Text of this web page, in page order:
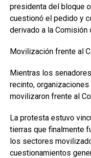
presidenta del bloque
cuestionó el pedido y
derivado a la
Movilización frente al
Mientras los
recinto,
movilizaron frente al
La protesta estuvo
tierras que finalmente
los sectores
cuestionamientos